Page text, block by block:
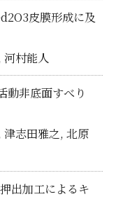
皮膜形成に及
河村能人
動非底面すべり
志田雅之, 北原
出加工によるキ